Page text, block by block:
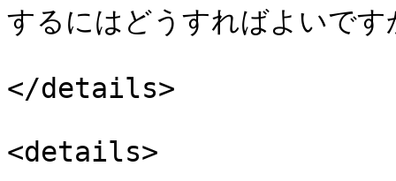
するにはどうすればよいで
</details>
<details>